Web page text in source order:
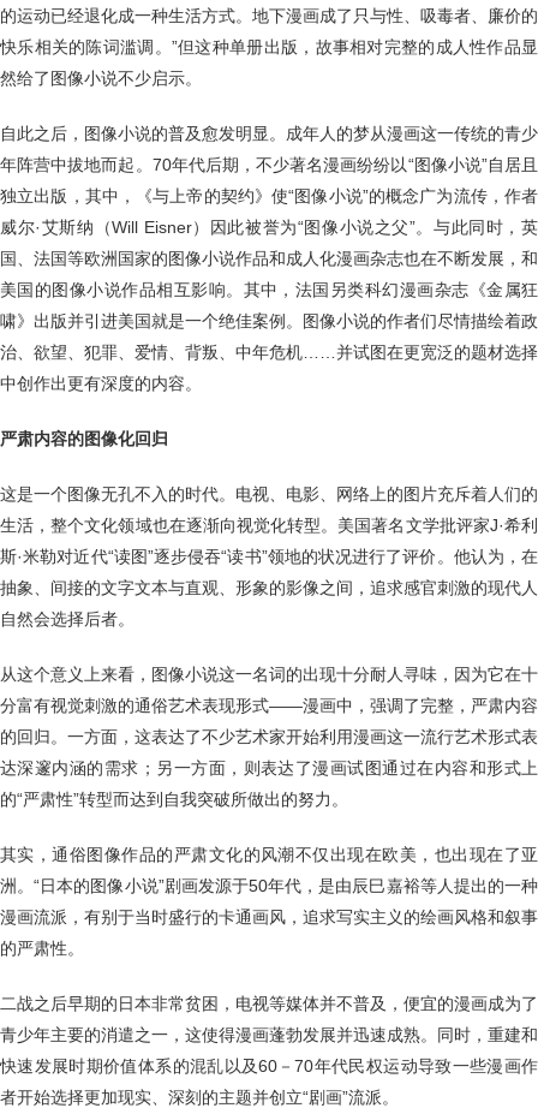
的运动已经退化成一种生活方式。地下漫画成了只与性、吸毒者、廉价的
快乐相关的陈词滥调。”但这种单册出版，故事相对完整的成人性作品显
然给了图像小说不少启示。
自此之后，图像小说的普及愈发明显。成年人的梦从漫画这一传统的青少
年阵营中拔地而起。70年代后期，不少著名漫画纷纷以“图像小说”自居且
独立出版，其中，《与上帝的契约》使“图像小说”的概念广为流传，作者
威尔·艾斯纳（Will Eisner）因此被誉为“图像小说之父”。与此同时，英
国、法国等欧洲国家的图像小说作品和成人化漫画杂志也在不断发展，和
美国的图像小说作品相互影响。其中，法国另类科幻漫画杂志《金属狂
啸》出版并引进美国就是一个绝佳案例。图像小说的作者们尽情描绘着政
治、欲望、犯罪、爱情、背叛、中年危机……并试图在更宽泛的题材选择
中创作出更有深度的内容。
严肃内容的图像化回归
这是一个图像无孔不入的时代。电视、电影、网络上的图片充斥着人们的
生活，整个文化领域也在逐渐向视觉化转型。美国著名文学批评家J·希利
斯·米勒对近代“读图”逐步侵吞“读书”领地的状况进行了评价。他认为，在
抽象、间接的文字文本与直观、形象的影像之间，追求感官刺激的现代人
自然会选择后者。
从这个意义上来看，图像小说这一名词的出现十分耐人寻味，因为它在十
分富有视觉刺激的通俗艺术表现形式——漫画中，强调了完整，严肃内容
的回归。一方面，这表达了不少艺术家开始利用漫画这一流行艺术形式表
达深邃内涵的需求；另一方面，则表达了漫画试图通过在内容和形式上
的“严肃性”转型而达到自我突破所做出的努力。
其实，通俗图像作品的严肃文化的风潮不仅出现在欧美，也出现在了亚
洲。“日本的图像小说”剧画发源于50年代，是由辰巳嘉裕等人提出的一种
漫画流派，有别于当时盛行的卡通画风，追求写实主义的绘画风格和叙事
的严肃性。
二战之后早期的日本非常贫困，电视等媒体并不普及，便宜的漫画成为了
青少年主要的消遣之一，这使得漫画蓬勃发展并迅速成熟。同时，重建和
快速发展时期价值体系的混乱以及60－70年代民权运动导致一些漫画作
者开始选择更加现实、深刻的主题并创立“剧画”流派。